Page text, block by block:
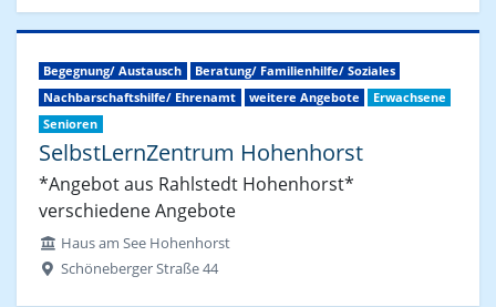
Begegnung/ Austausch
Beratung/ Familienhilfe/ Soziales
Nachbarschaftshilfe/ Ehrenamt
weitere Angebote
Erwachsene
Senioren
SelbstLernZentrum Hohenhorst
*Angebot aus Rahlstedt Hohenhorst*
verschiedene Angebote
Haus am See Hohenhorst
Schöneberger Straße 44